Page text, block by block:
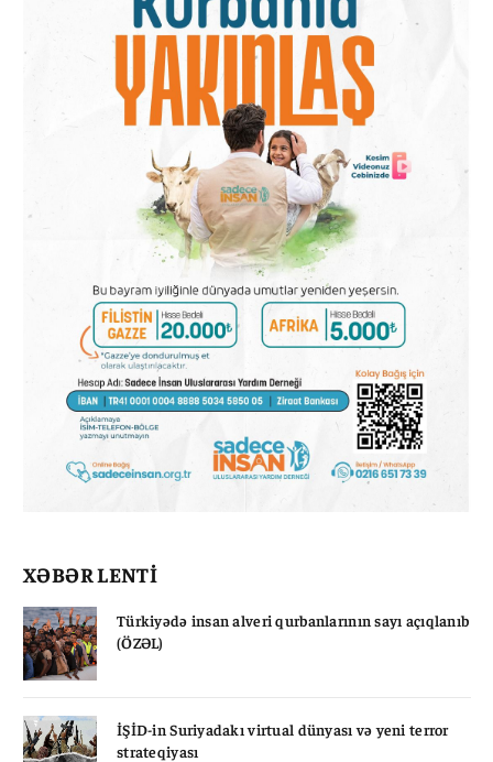
XƏBƏR LENTİ
Türkiyədə insan alveri qurbanlarının sayı açıqlanıb
(ÖZƏL)
İŞİD-in Suriyadakı virtual dünyası və yeni terror
strateqiyası